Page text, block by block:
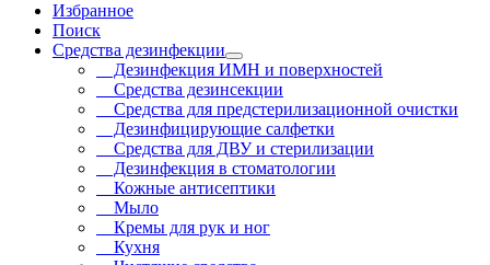
Избранное
Поиск
Средства дезинфекции
Дезинфекция ИМН и поверхностей
Средства дезинсекции
Средства для предстерилизационной очистки
Дезинфицирующие салфетки
Средства для ДВУ и cтерилизации
Дезинфекция в стоматологии
Кожные антисептики
Мыло
Кремы для рук и ног
Кухня